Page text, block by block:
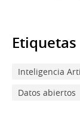
Etiquetas
Inteligencia
Datos abiertos